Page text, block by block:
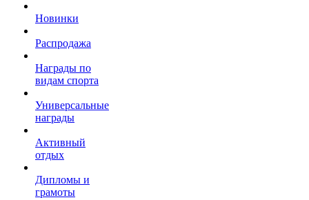
Новинки
Распродажа
Награды по
видам спорта
Универсальные
награды
Активный
отдых
Дипломы и
грамоты